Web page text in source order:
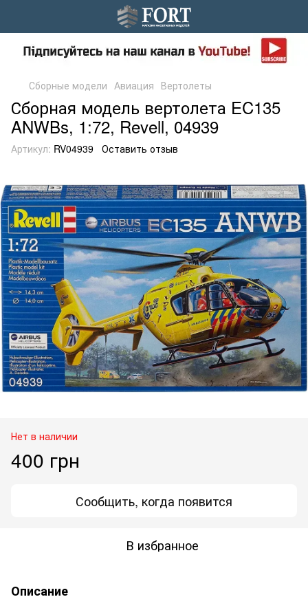
Сборные модели Авиация Вертолеты
Сборная модель вертолета EC135
ANWBs, 1:72, Revell, 04939
Артикул: RV04939 Оставить отзыв
Нет в наличии
400 грн
Сообщить, когда появится
В избранное
Описание